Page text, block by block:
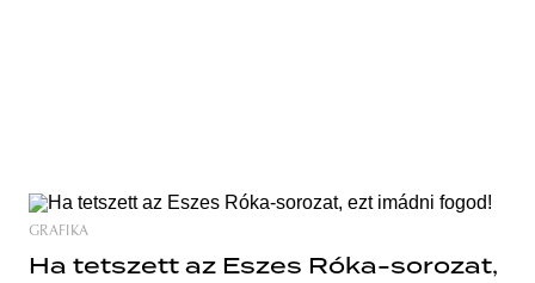
GRAFIKA
Ha tetszett az Eszes Róka-sorozat,